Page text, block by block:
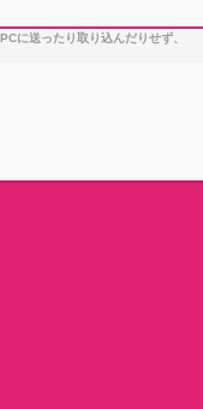
に送ったり取り込んだりせず、